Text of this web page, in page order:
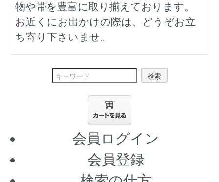
物や帯を豊富に取り揃えております。
お近くにお出かけの際は、どうぞお立
ち寄り下さいませ。
検索
会員ログイン
会員登録